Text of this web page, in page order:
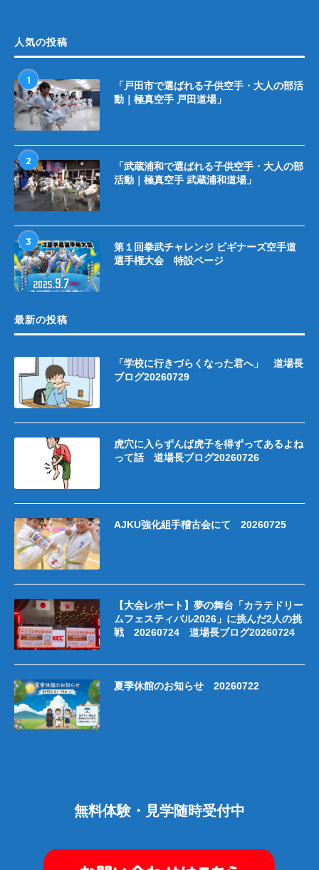
人気の投稿
1
「戸田市で選ばれる子供空手・大人の部活
動｜極真空手 戸田道場」
2
「武蔵浦和で選ばれる子供空手・大人の部
活動｜極真空手 武蔵浦和道場」
3
第１回拳武チャレンジ ビギナーズ空手道
選手権大会 特設ページ
最新の投稿
「学校に行きづらくなった君へ」 道場長
ブログ20260729
虎穴に入らずんば虎子を得ずってあるよね
って話 道場長ブログ20260726
AJKU強化組手稽古会にて 20260725
【大会レポート】夢の舞台「カラテドリー
ムフェスティバル2026」に挑んだ2人の挑
戦 20260724 道場長ブログ20260724
夏季休館のお知らせ 20260722
無料体験・見学随時受付中